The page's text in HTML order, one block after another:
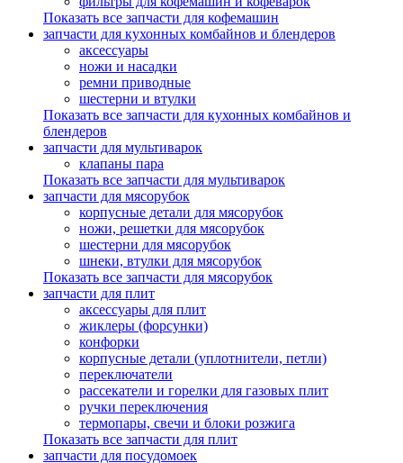
Показать все запчасти для кофемашин
запчасти для кухонных комбайнов и блендеров
аксессуары
ножи и насадки
ремни приводные
шестерни и втулки
Показать все запчасти для кухонных комбайнов и
блендеров
запчасти для мультиварок
клапаны пара
Показать все запчасти для мультиварок
запчасти для мясорубок
корпусные детали для мясорубок
ножи, решетки для мясорубок
шестерни для мясорубок
шнеки, втулки для мясорубок
Показать все запчасти для мясорубок
запчасти для плит
аксессуары для плит
жиклеры (форсунки)
конфорки
корпусные детали (уплотнители, петли)
переключатели
рассекатели и горелки для газовых плит
ручки переключения
термопары, свечи и блоки розжига
Показать все запчасти для плит
запчасти для посудомоек